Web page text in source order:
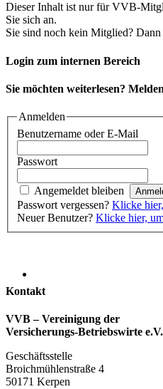
Dieser Inhalt ist nur für VVB-
Sie sich an.
Sie sind noch kein Mitglied?
Login zum internen Bereich
Sie möchten weiterlesen?
Anmelden
Benutzername oder E-Mail
Passwort
Angemeldet bleiben
Passwort vergessen? Klicke
Neuer Benutzer? Klicke hier,
Kontakt
VVB – Vereinigung der
Versicherungs-Betriebswirte e.V.
Geschäftsstelle
Broichmühlenstraße 4
50171 Kerpen